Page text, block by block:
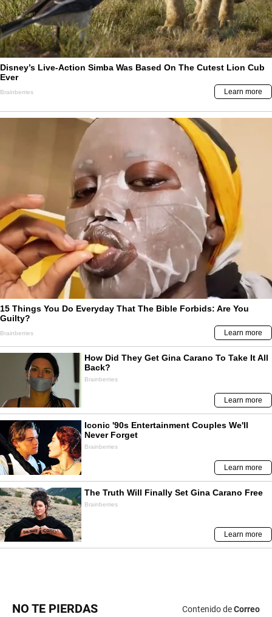
NO TE PIERDAS Contenido deCorreo